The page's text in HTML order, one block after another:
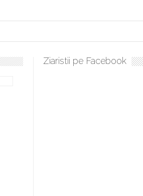
sculați, boieri mari! Sara Nukina are
Ziaristii pe Facebook